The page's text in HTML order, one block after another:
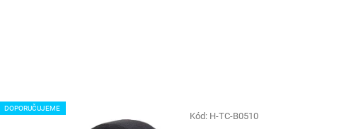
DOPORUČUJEME
Kód: H-TC-B0510